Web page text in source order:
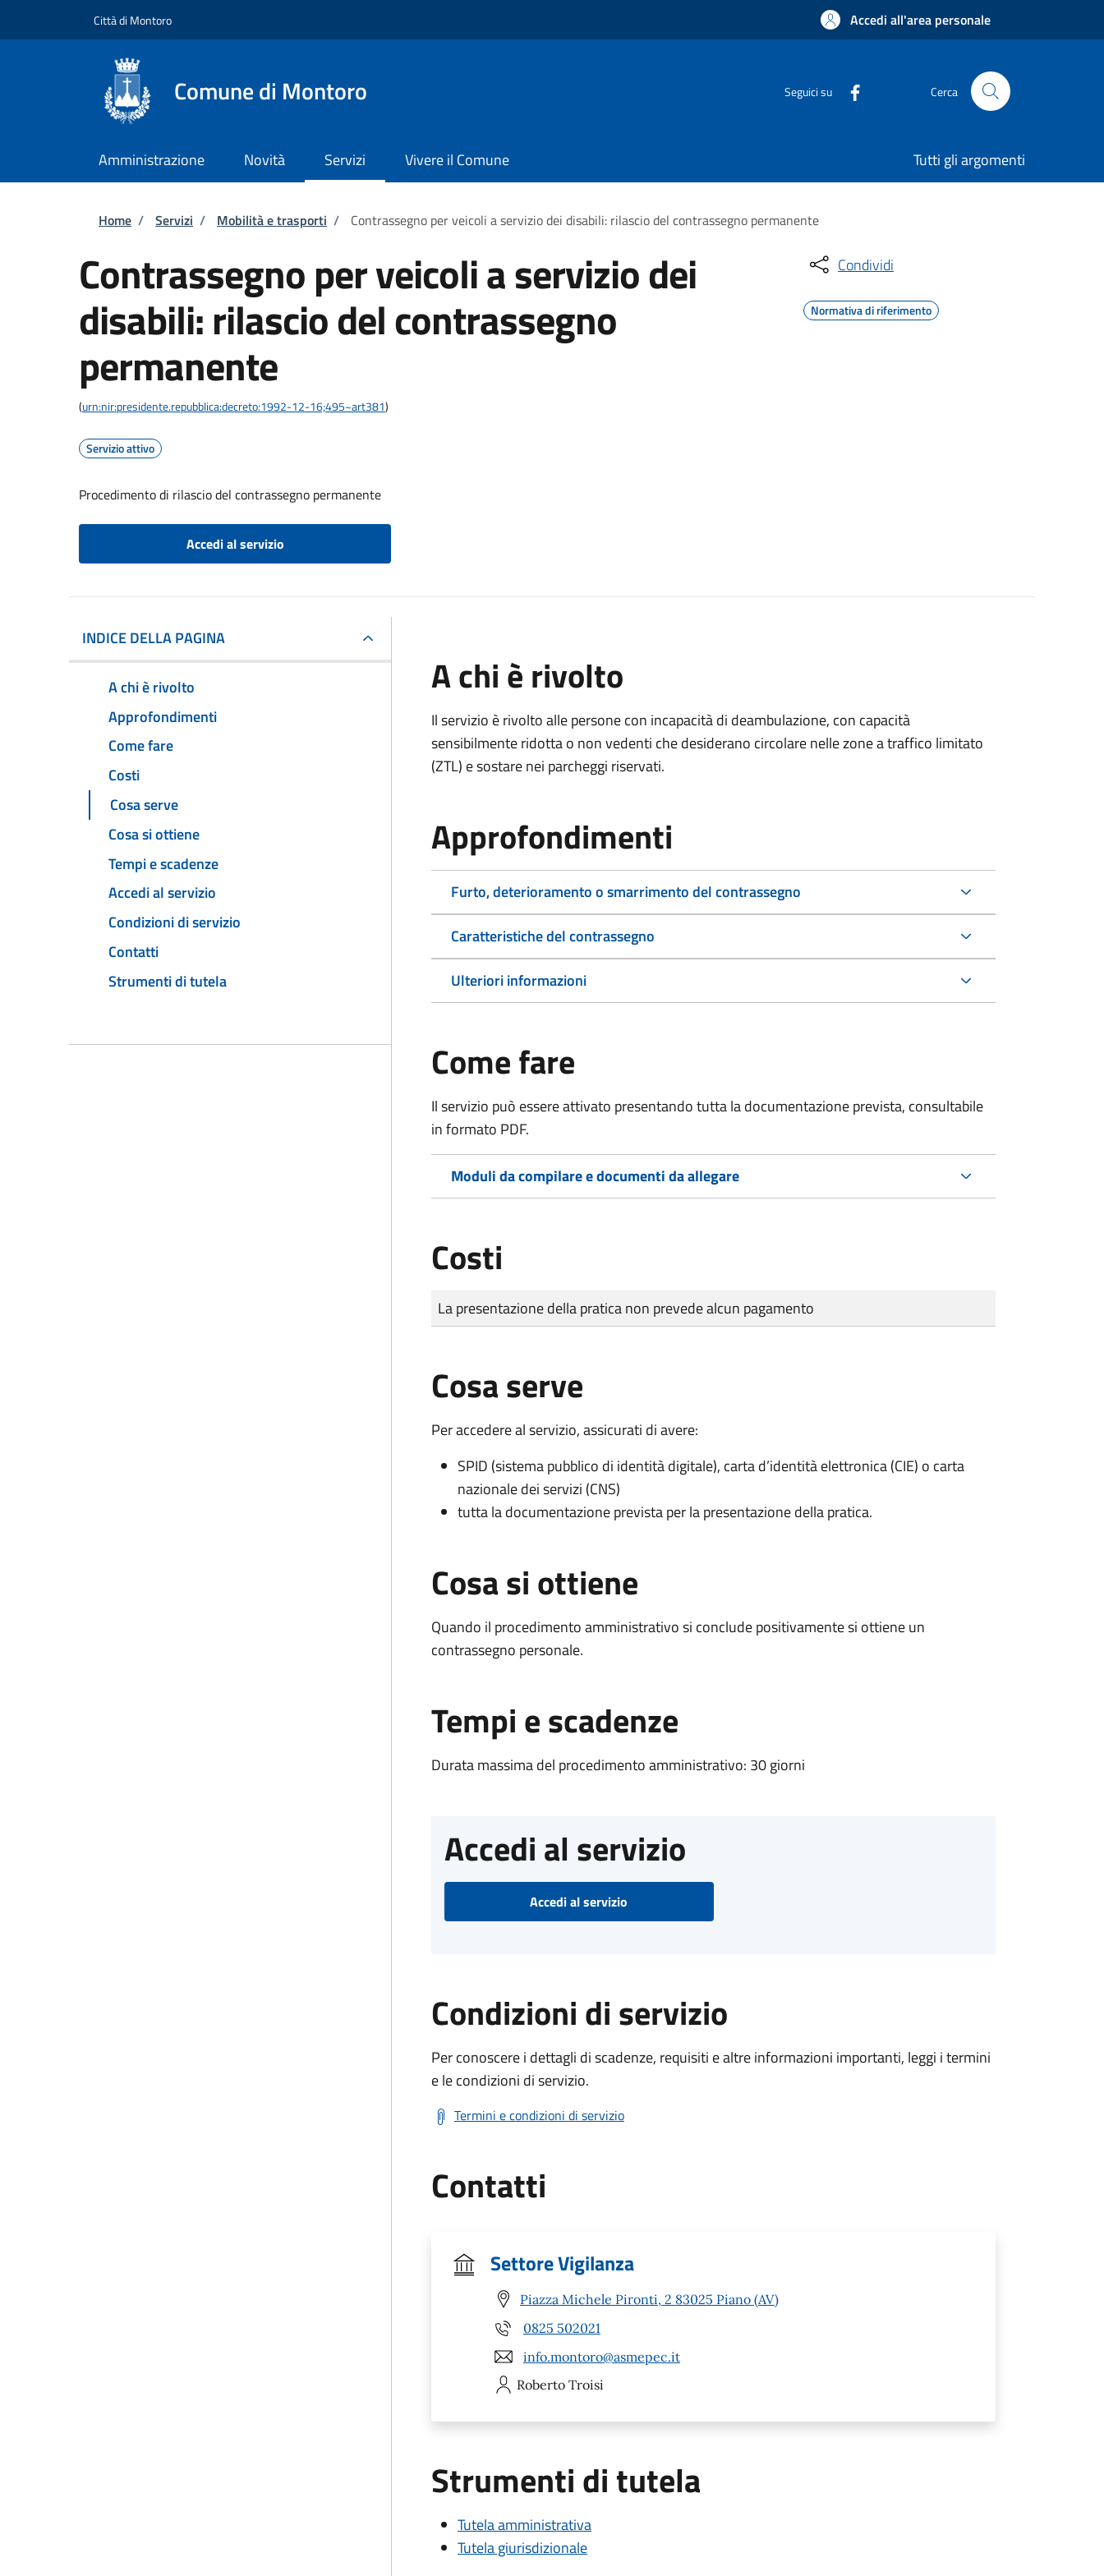
Città di Montoro Accedi all'area personale
Comune di Montoro Seguici su Cerca
Amministrazione Novità Servizi Vivere il Comune Tutti gli argomenti
Briciole di pane
Home / Servizi / Mobilità e trasporti / Contrassegno per veicoli a servizio dei disabili: rilascio del contrassegno permanente
Contrassegno per veicoli a servizio dei
disabili: rilascio del contrassegno
permanente
(urn:nir:presidente.repubblica:decreto:1992-12-16;495~art381)
Servizio attivo
Procedimento di rilascio del contrassegno permanente
Accedi al servizio
Condividi
Normativa di riferimento
INDICE DELLA PAGINA
A chi è rivolto
Approfondimenti
Come fare
Costi
Cosa serve
Cosa si ottiene
Tempi e scadenze
Accedi al servizio
Condizioni di servizio
Contatti
Strumenti di tutela
A chi è rivolto
Il servizio è rivolto alle persone con incapacità di deambulazione, con capacità
sensibilmente ridotta o non vedenti che desiderano circolare nelle zone a traffico limitato
(ZTL) e sostare nei parcheggi riservati.
Approfondimenti
Furto, deterioramento o smarrimento del contrassegno
Caratteristiche del contrassegno
Ulteriori informazioni
Come fare
Il servizio può essere attivato presentando tutta la documentazione prevista, consultabile
in formato PDF.
Moduli da compilare e documenti da allegare
Costi
Tipo di pagamento
Importo
La presentazione della pratica non prevede alcun pagamento
Cosa serve
Per accedere al servizio, assicurati di avere:
SPID (sistema pubblico di identità digitale), carta d’identità elettronica (CIE) o carta
nazionale dei servizi (CNS)
tutta la documentazione prevista per la presentazione della pratica.
Cosa si ottiene
Quando il procedimento amministrativo si conclude positivamente si ottiene un
contrassegno personale.
Tempi e scadenze
Durata massima del procedimento amministrativo: 30 giorni
Accedi al servizio
Accedi al servizio
Condizioni di servizio
Per conoscere i dettagli di scadenze, requisiti e altre informazioni importanti, leggi i termini
e le condizioni di servizio.
Termini e condizioni di servizio
Contatti
Settore Vigilanza
Piazza Michele Pironti, 2 83025 Piano (AV)
0825 502021
info.montoro@asmepec.it
Roberto Troisi
Strumenti di tutela
Tutela amministrativa
Tutela giurisdizionale